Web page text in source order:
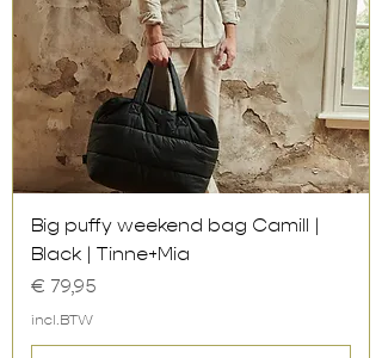
Big puffy weekend bag Camill |
Black | Tinne+Mia
Prijs
€ 79,95
incl.BTW